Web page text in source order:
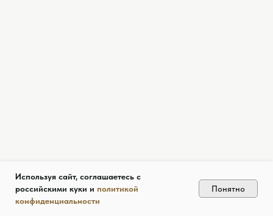
Используя сайт, соглашаетесь с
российскими куки и политикой
конфиденциальности
Понятно